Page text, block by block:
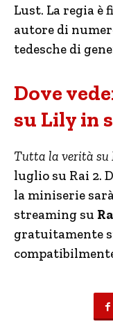
Lust. La regia è
autore di
tedesche di
Dove
su Lily in
Tutta la verità su
luglio su Rai 2.
la miniserie
streaming su
gratuitamente